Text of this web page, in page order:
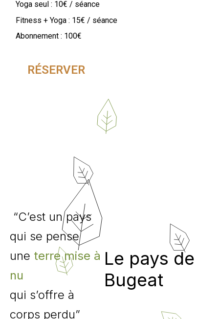
Yoga seul : 10€ / séance
Fitness + Yoga : 15€ / séance
Abonnement : 100€
RÉSERVER
“C’est un pays
qui se pense
une terre mise à
nu
qui s’offre à
corps perdu”
Le pays de
Bugeat